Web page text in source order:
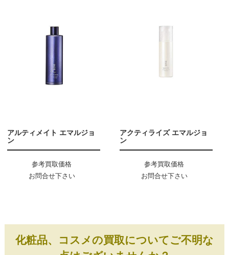
アルティメイト エマルジョ
ン
参考買取価格
お問合せ下さい
アクティライズ エマルジョ
ン
参考買取価格
お問合せ下さい
化粧品、コスメの買取についてご不明な